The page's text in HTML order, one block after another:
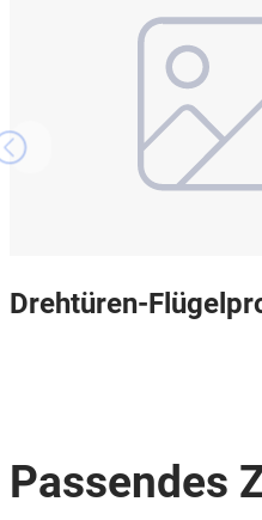
Drehtüren-
Passendes